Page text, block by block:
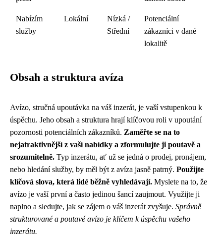
Nabízím
služby
Lokální
Nízká /
Střední
Potenciální
zákazníci v dané
lokalitě
Obsah a struktura avíza
Avízo, stručná upoutávka na váš inzerát, je vaší vstupenkou k
úspěchu. Jeho obsah a struktura hrají klíčovou roli v upoutání
pozornosti potenciálních zákazníků. Zaměřte se na to
nejatraktivnější z vaší nabídky a zformulujte ji poutavě a
srozumitelně. Typ inzerátu, ať už se jedná o prodej, pronájem,
nebo hledání služby, by měl být z avíza jasně patrný. Použijte
klíčová slova, která lidé běžně vyhledávají. Myslete na to, že
avízo je vaší první a často jedinou šancí zaujmout. Využijte ji
naplno a sledujte, jak se zájem o váš inzerát zvyšuje. Správně
strukturované a poutavé avízo je klíčem k úspěchu vašeho
inzerátu.